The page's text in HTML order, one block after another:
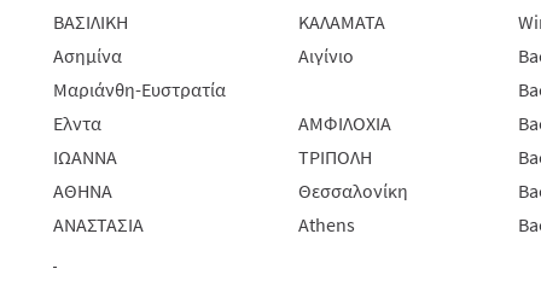
ΒΑΣΙΛΙΚΗ
ΚΑΛΑΜΑΤΑ
Ασημίνα
Αιγίνιο
Μαριάνθη-Ευστρατία
Ελντα
ΑΜΦΙΛΟΧΙΑ
ΙΩΑΝΝΑ
ΤΡΙΠΟΛΗ
ΑΘΗΝΑ
Θεσσαλονίκη
ΑΝΑΣΤΑΣΙΑ
Athens